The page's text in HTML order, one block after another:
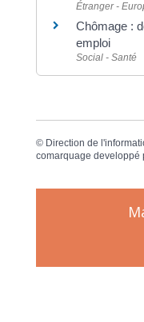
Étranger -
Chômage :
emploi
Social - Santé
© Direction de
comarquage developpé